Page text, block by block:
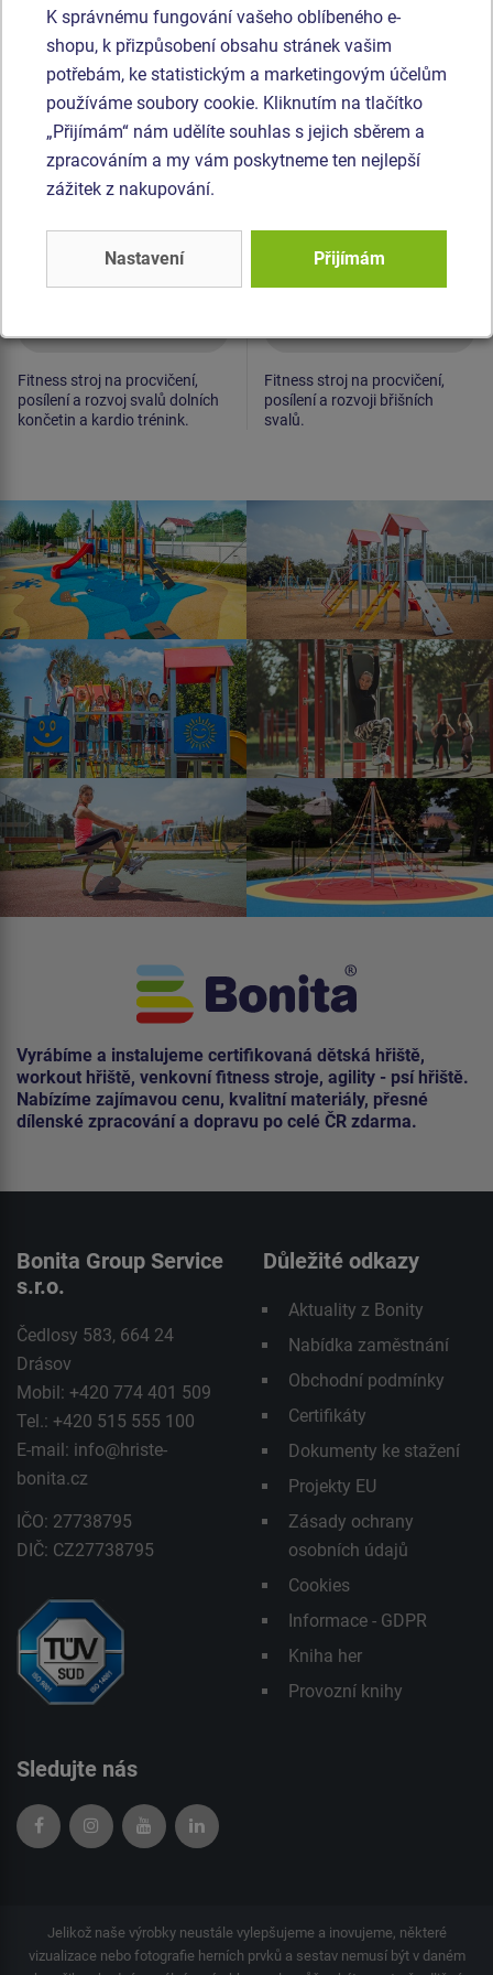
Produkt - SM139
Fitness prvek SM139
Rotoped
Novinka
Fitness stroj na procvičení,
posílení a rozvoj svalů dolních
končetin a kardio trénink.
Produkt - SM109
Fitness prvek SM109
Lavičky
Fitness stroj na procvičení,
posílení a rozvoji břišních
svalů.
Vyrábíme a instalujeme certifikovaná dětská hřiště,
workout hřiště, venkovní fitness stroje, agility - psí hřiště.
Nabízíme zajímavou cenu, kvalitní materiály, přesné
dílenské zpracování a dopravu po celé ČR zdarma.
Bonita Group Service
s.r.o.
Čedlosy 583, 664 24
Drásov
Mobil: +420 774 401 509
Tel.: +420 515 555 100
E-mail: info@hriste-
bonita.cz
IČO: 27738795
DIČ: CZ27738795
Důležité odkazy
Aktuality z Bonity
Nabídka zaměstnání
Obchodní podmínky
Certifikáty
Dokumenty ke stažení
Projekty EU
Zásady ochrany
osobních údajů
Cookies
Informace - GDPR
Kniha her
Provozní knihy
Sledujte nás
Jelikož naše výrobky neustále vylepšujeme a inovujeme, některé
vizualizace nebo fotografie herních prvků a sestav nemusí být v daném
K správnému fungování vašeho oblíbeného e-
shopu, k přizpůsobení obsahu stránek vašim
potřebám, ke statistickým a marketingovým účelům
používáme soubory cookie. Kliknutím na tlačítko
„Přijímám“ nám udělíte souhlas s jejich sběrem a
zpracováním a my vám poskytneme ten nejlepší
zážitek z nakupování.
Nastavení Přijímám